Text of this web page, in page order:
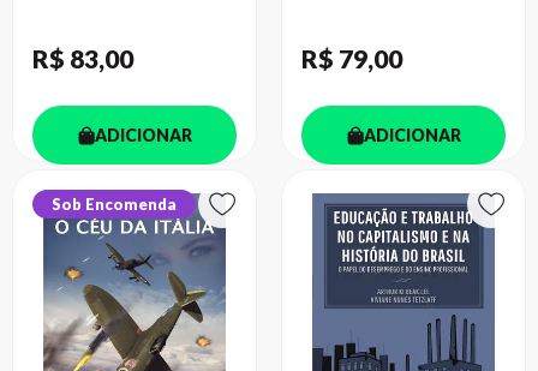
R$ 83,00
ADICIONAR
R$ 79,00
ADICIONAR
Sob Encomenda